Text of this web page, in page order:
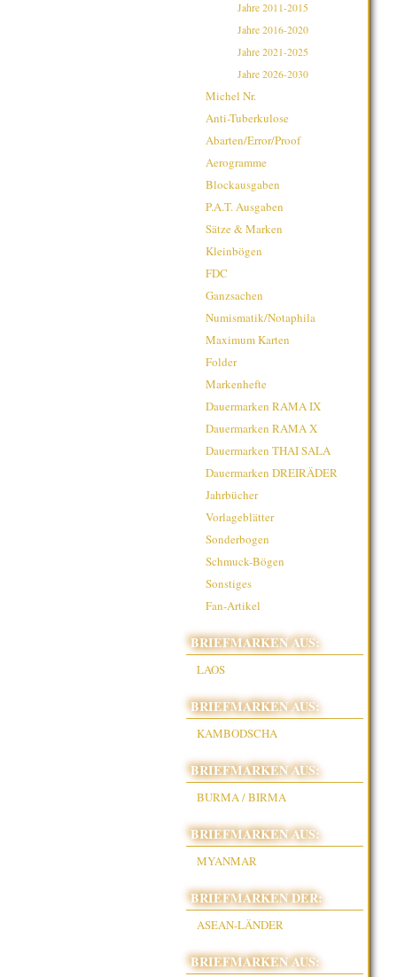
Jahre 2011-2015
Jahre 2016-2020
Jahre 2021-2025
Jahre 2026-2030
Michel Nr.
Anti-Tuberkulose
Abarten/Error/Proof
Aerogramme
Blockausgaben
P.A.T. Ausgaben
Sätze & Marken
Kleinbögen
FDC
Ganzsachen
Numismatik/Notaphila
Maximum Karten
Folder
Markenhefte
Dauermarken RAMA IX
Dauermarken RAMA X
Dauermarken THAI SALA
Dauermarken DREIRÄDER
Jahrbücher
Vorlageblätter
Sonderbogen
Schmuck-Bögen
Sonstiges
Fan-Artikel
BRIEFMARKEN AUS:
LAOS
BRIEFMARKEN AUS:
KAMBODSCHA
BRIEFMARKEN AUS:
BURMA / BIRMA
BRIEFMARKEN AUS:
MYANMAR
BRIEFMARKEN DER:
ASEAN-LÄNDER
BRIEFMARKEN AUS: